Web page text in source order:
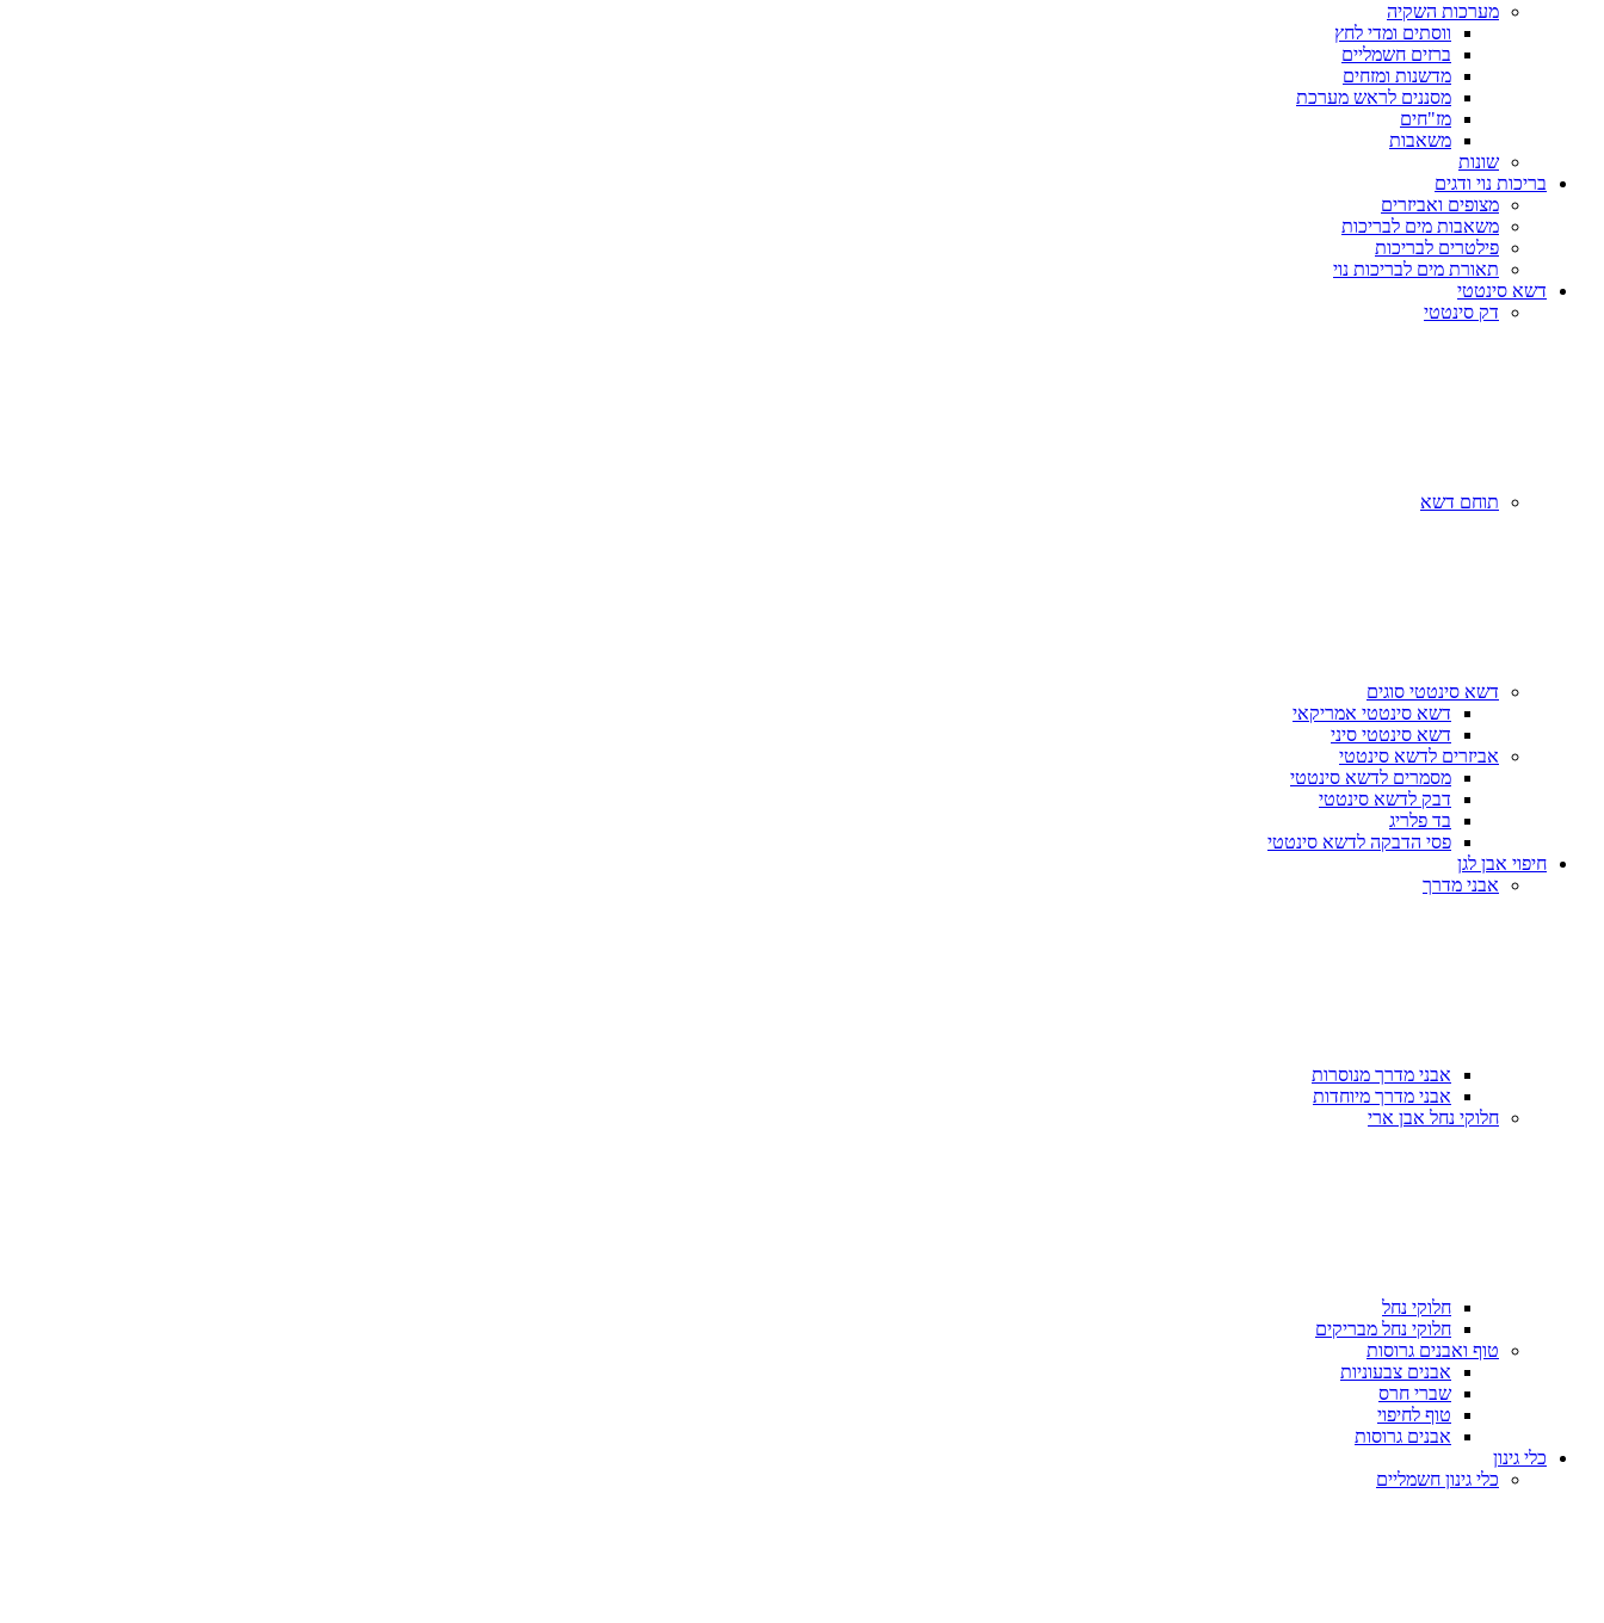
מערכות השקיה
ווסתים ומדי לחץ
ברזים חשמליים
מדשנות ומזחים
מסננים לראש מערכת
מז"חים
משאבות
שונות
בריכות נוי ודגים
מצופים ואביזרים
משאבות מים לבריכות
פילטרים לבריכות
תאורת מים לבריכות נוי
דשא סינטטי
דק סינטטי
תוחם דשא
דשא סינטטי סוגים
דשא סינטטי אמריקאי
דשא סינטטי סיני
אביזרים לדשא סינטטי
מסמרים לדשא סינטטי
דבק לדשא סינטטי
בד פלריג
פסי הדבקה לדשא סינטטי
חיפוי אבן לגן
אבני מדרך
אבני מדרך מנוסרות
אבני מדרך מיוחדות
חלוקי נחל אבן ארי
חלוקי נחל
חלוקי נחל מבריקים
טוף ואבנים גרוסות
אבנים צבעוניות
שברי חרס
טוף לחיפוי
אבנים גרוסות
כלי גינון
כלי גינון חשמליים